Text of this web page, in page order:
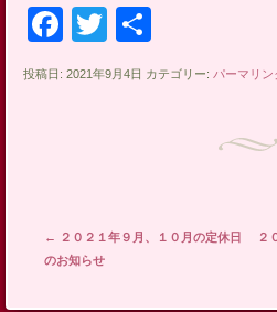
Facebook
Twitter
有
投稿日: 2021年9月4日 カテゴリー: パーマリン
投稿ナビゲーション
←
２０２１年９月、１０月の定休日
のお知らせ
２